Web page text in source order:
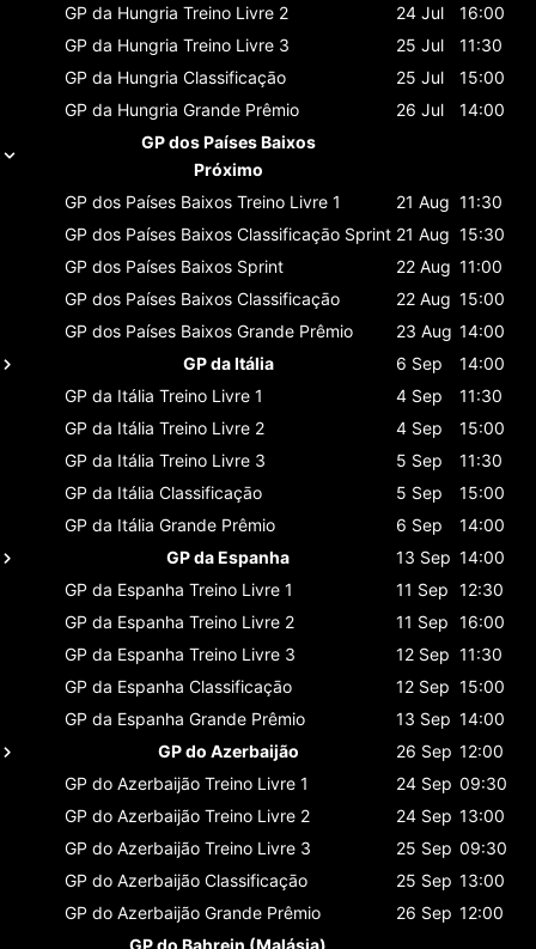
GP da Hungria Treino Livre 2 24 Jul
16:00
GP da Hungria Treino Livre 3 25 Jul
11:30
GP da Hungria Classificaçāo 25 Jul
15:00
GP da Hungria Grande Prêmio 26 Jul
14:00
GP dos Países Baixos
Próximo
GP dos Países Baixos Treino Livre 1 21 Aug 11:30
GP dos Países Baixos Classificaçāo Sprint 21 Aug 15:30
GP dos Países Baixos Sprint 22 Aug 11:00
GP dos Países Baixos Classificaçāo 22 Aug 15:00
GP dos Países Baixos Grande Prêmio 23 Aug 14:00
GP da Itália
6 Sep
14:00
GP da Itália Treino Livre 1 4 Sep
11:30
GP da Itália Treino Livre 2 4 Sep
15:00
GP da Itália Treino Livre 3 5 Sep
11:30
GP da Itália Classificaçāo 5 Sep
15:00
GP da Itália Grande Prêmio 6 Sep
14:00
GP da Espanha
13 Sep 14:00
GP da Espanha Treino Livre 1 11 Sep 12:30
GP da Espanha Treino Livre 2 11 Sep 16:00
GP da Espanha Treino Livre 3 12 Sep 11:30
GP da Espanha Classificaçāo 12 Sep 15:00
GP da Espanha Grande Prêmio 13 Sep 14:00
GP do Azerbaijão
26 Sep 12:00
GP do Azerbaijão Treino Livre 1 24 Sep 09:30
GP do Azerbaijão Treino Livre 2 24 Sep 13:00
GP do Azerbaijão Treino Livre 3 25 Sep 09:30
GP do Azerbaijão Classificaçāo 25 Sep 13:00
GP do Azerbaijão Grande Prêmio 26 Sep 12:00
GP do Bahrein (Malásia)